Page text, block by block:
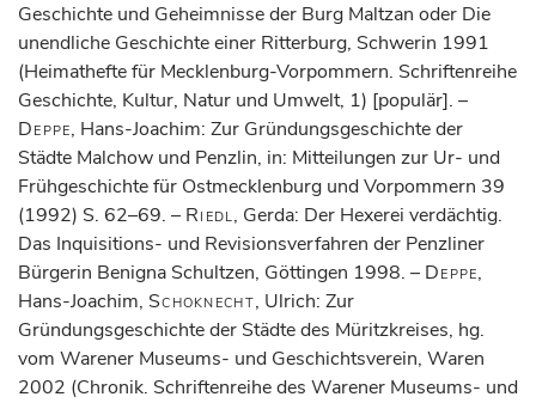
Geschichte und Geheimnisse der Burg Maltzan oder Die
unendliche Geschichte einer Ritterburg, Schwerin 1991
(Heimathefte für Mecklenburg-Vorpommern. Schriftenreihe
Geschichte, Kultur, Natur und Umwelt, 1) [populär]. –
Deppe, Hans-Joachim: Zur Gründungsgeschichte der
Städte Malchow und Penzlin, in: Mitteilungen zur Ur- und
Frühgeschichte für Ostmecklenburg und Vorpommern 39
(1992) S. 62–69. – Riedl, Gerda: Der Hexerei verdächtig.
Das Inquisitions- und Revisionsverfahren der Penzliner
Bürgerin Benigna Schultzen, Göttingen 1998. – Deppe,
Hans-Joachim, Schoknecht, Ulrich: Zur
Gründungsgeschichte der Städte des Müritzkreises, hg.
vom Warener Museums- und Geschichtsverein, Waren
2002 (Chronik. Schriftenreihe des Warener Museums- und